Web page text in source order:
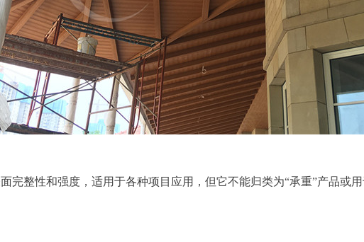
完整性和强度，适用于各种项目应用，但它不能归类为“承重”产品或